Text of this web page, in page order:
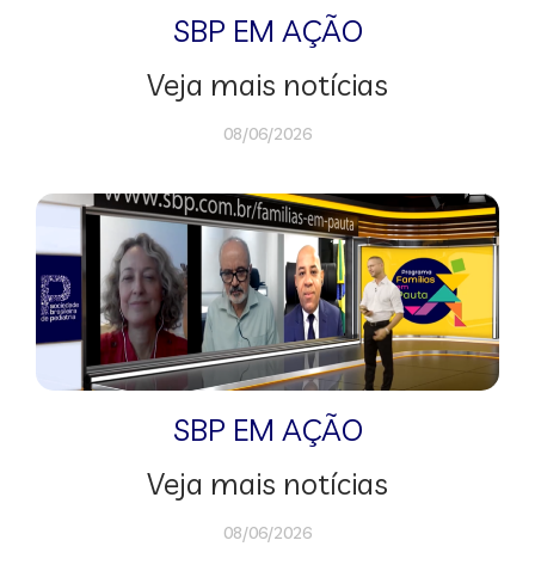
SBP EM AÇÃO
Veja mais notícias
08/06/2026
SBP EM AÇÃO
Veja mais notícias
08/06/2026